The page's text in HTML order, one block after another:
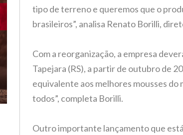
tipo de terreno e queremos que o
brasileiros”, analisa Renato Borilli,
Com a reorganização, a empresa
Tapejara (RS), a partir de outubro de
equivalente aos melhores mousses
todos”, completa Borilli.
Outro importante lançamento que